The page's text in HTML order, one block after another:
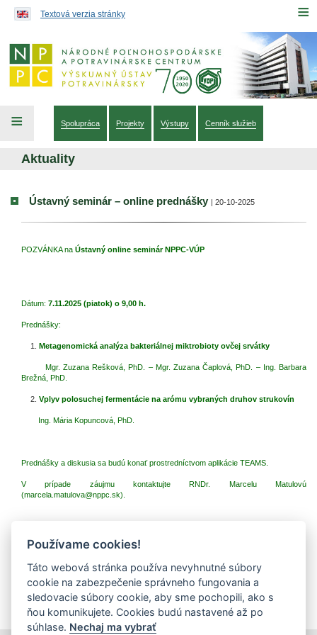
≡
Textová verzia stránky
≡ Spolupráca Projekty Výstupy Cenník služieb
Aktuality
Ústavný seminár – online prednášky | 20-10-2025
POZVÁNKA na Ústavný online seminár NPPC-VÚP
Dátum: 7.11.2025 (piatok) o 9,00 h.
Prednášky:
Metagenomická analýza bakteriálnej miktrobioty ovčej srvátky
Mgr. Zuzana Rešková, PhD. – Mgr. Zuzana Čaplová, PhD. – Ing. Barbara
Brežná, PhD.
Vplyv polosuchej fermentácie na arómu vybraných druhov strukovín
Ing. Mária Kopuncová, PhD.
Prednášky a diskusia sa budú konať prostredníctvom aplikácie TEAMS.
V prípade záujmu kontaktujte RNDr. Marcelu Matulovú
(marcela.matulova@nppc.sk).
Prílohy (dokumenty na stiahnutie)
plán ÚS (pdf, 243.2 Kb, 132x)
pozvánka (pdf, 232.41 Kb, 119x)
Používame cookies!
Táto webová stránka používa nevyhnutné súbory
cookie na zabezpečenie správneho fungovania a
sledovacie súbory cookie, aby sme pochopili, ako s
ňou komunikujete. Cookies budú nastavené až po
súhlase. Nechaj ma vybrať